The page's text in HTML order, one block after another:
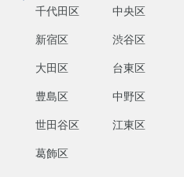
千代田区 中央区
新宿区 渋谷区
大田区 台東区
豊島区 中野区
世田谷区 江東区
葛飾区